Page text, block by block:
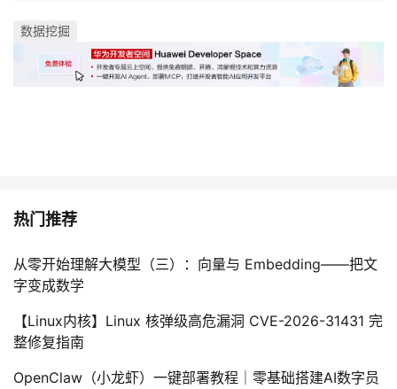
数据挖掘
热门推荐
从零开始理解大模型（三）：向量与 Embedding——把文
字变成数学
【Linux内核】Linux 核弹级高危漏洞 CVE-2026-31431 完
整修复指南
OpenClaw（小龙虾）一键部署教程｜零基础搭建AI数字员